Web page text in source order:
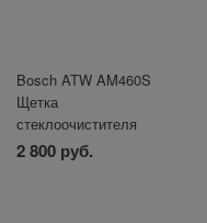
Bosch ATW AM460S
Щетка
стеклоочистителя
530/450
2 800 руб.